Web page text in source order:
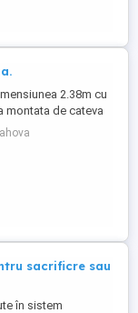
2.38m cu
montata de cateva
alt model. Pret
am luat-o. Nu
Nu este tripan, dar
sacrificre sau
în sistem